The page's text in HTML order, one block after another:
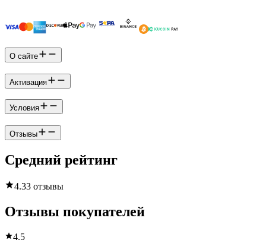
О сайте
Активация
Условия
Отзывы
Средний рейтинг
4.33 отзывы
Отзывы покупателей
4.5